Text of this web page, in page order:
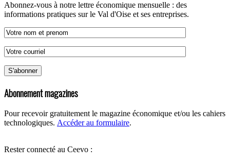
Abonnez-vous à notre lettre économique mensuelle : des
informations pratiques sur le Val d'Oise et ses entreprises.
Abonnement magazines
Pour recevoir gratuitement le magazine économique et/ou les cahiers
technologiques. Accéder au formulaire.
Rester connecté au Ceevo :